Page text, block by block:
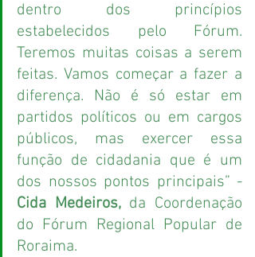
dentro dos princípios
estabelecidos pelo Fórum.
Teremos muitas coisas a serem
feitas. Vamos começar a fazer a
diferença. Não é só estar em
partidos políticos ou em cargos
públicos, mas exercer essa
função de cidadania que é um
Cida Medeiros, da Coordenação
do Fórum Regional Popular de
Roraima.